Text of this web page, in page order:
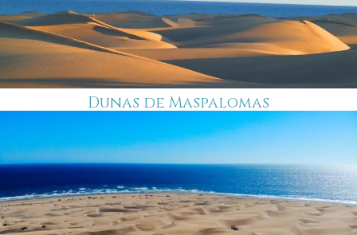
Dunas de Maspalomas